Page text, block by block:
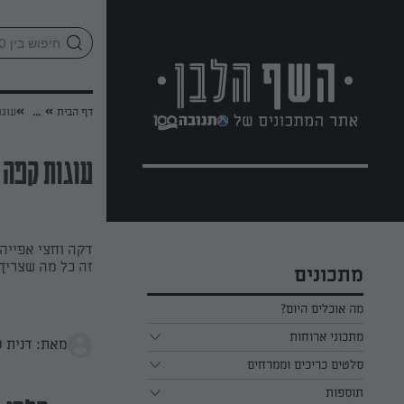
מתכונים
מה אוכלים היום?
מתכוני ארוחות
ארוחת בוקר
ארוחת צהריים
סלטים כריכים וממרחים
כל הסלטים כריכים וממרחים
תוספות
דף הבית »
...
»
עוגות
דקה וחצי
זה כל מה
מאת: דנית